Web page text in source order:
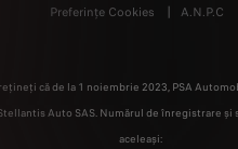
Preferințe Cookies
A.N.P.C
că de la 1 noiembrie 2023, PSA
Auto SAS. Numărul de înregistrare și
aceleași: